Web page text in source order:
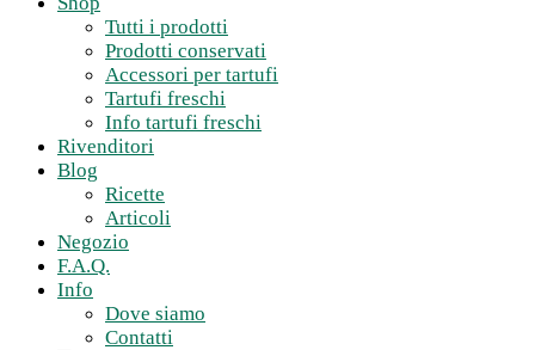
Tutti i prodotti
Prodotti conservati
Accessori per tartufi
Tartufi freschi
Info tartufi freschi
Rivenditori
Blog
Ricette
Articoli
Negozio
F.A.Q.
Info
Dove siamo
Contatti